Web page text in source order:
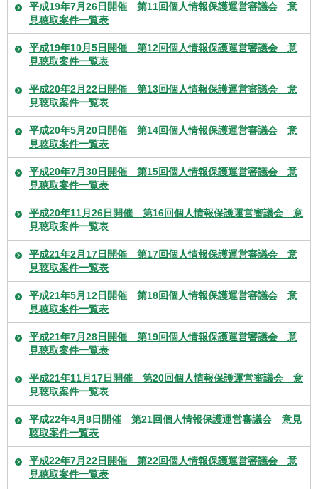
平成19年7月26日開催 第11回個人情報保護運営審議会 意
見聴取案件一覧表
平成19年10月5日開催 第12回個人情報保護運営審議会 意
見聴取案件一覧表
平成20年2月22日開催 第13回個人情報保護運営審議会 意
見聴取案件一覧表
平成20年5月20日開催 第14回個人情報保護運営審議会 意
見聴取案件一覧表
平成20年7月30日開催 第15回個人情報保護運営審議会 意
見聴取案件一覧表
平成20年11月26日開催 第16回個人情報保護運営審議会 意
見聴取案件一覧表
平成21年2月17日開催 第17回個人情報保護運営審議会 意
見聴取案件一覧表
平成21年5月12日開催 第18回個人情報保護運営審議会 意
見聴取案件一覧表
平成21年7月28日開催 第19回個人情報保護運営審議会 意
見聴取案件一覧表
平成21年11月17日開催 第20回個人情報保護運営審議会 意
見聴取案件一覧表
平成22年4月8日開催 第21回個人情報保護運営審議会 意見
聴取案件一覧表
平成22年7月22日開催 第22回個人情報保護運営審議会 意
見聴取案件一覧表